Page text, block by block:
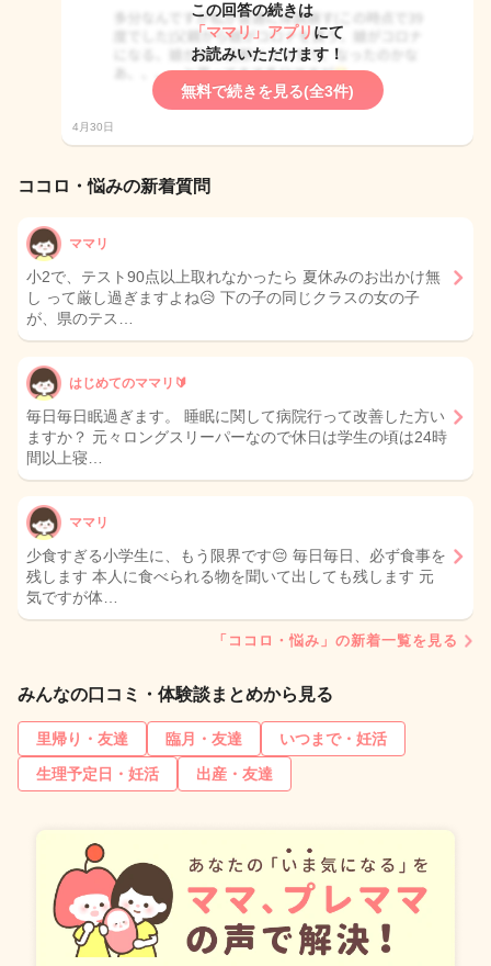
この回答の続きは
「ママリ」アプリ にて
お読みいただけます！
無料で続きを見る(全3件)
4月30日
ココロ・悩みの新着質問
ママリ
小2で、テスト90点以上取れなかったら 夏休みのお出かけ無
し って厳し過ぎますよね😥 下の子の同じクラスの女の子
が、県のテス…
はじめてのママリ🔰
毎日毎日眠過ぎます。 睡眠に関して病院行って改善した方い
ますか？ 元々ロングスリーパーなので休日は学生の頃は24時
間以上寝…
ママリ
少食すぎる小学生に、もう限界です😔 毎日毎日、必ず食事を
残します 本人に食べられる物を聞いて出しても残します 元
気ですが体…
「ココロ・悩み」の新着一覧を見る
みんなの口コミ・体験談まとめから見る
里帰り・友達 臨月・友達
いつまで・妊活
生理予定日・妊活
出産・友達